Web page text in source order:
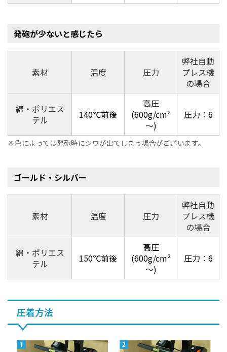
発砲が少ないと感じたら
素材 温度 圧力
弊社自動
プレス機
の場合
綿・ポリエス
テル
140℃前後
高圧
(600g/cm²
～)
圧力：6
色によっては発砲時にシワが出てしまう場合がございます。
ゴールド・シルバー
素材 温度 圧力
弊社自動
プレス機
の場合
綿・ポリエス
テル
150℃前後
高圧
(600g/cm²
～)
圧力：6
圧着方法